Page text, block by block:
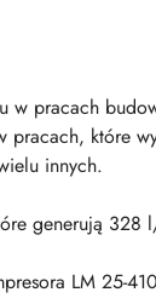
w pracach
pracach, które
innych.
generują 328
LM 25-